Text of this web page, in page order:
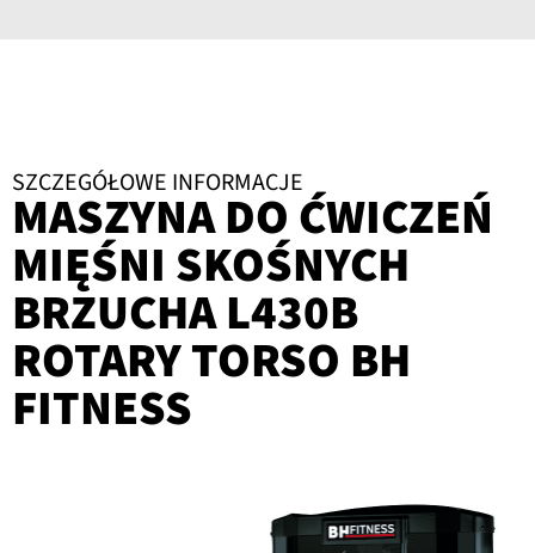
SZCZEGÓŁOWE INFORMACJE
MASZYNA DO ĆWICZEŃ
MIĘŚNI SKOŚNYCH
BRZUCHA L430B
ROTARY TORSO BH
FITNESS